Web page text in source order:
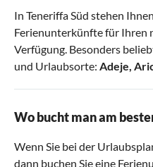
In Teneriffa Süd stehen Ihnen
Ferienunterkünfte für Ihren
Verfügung. Besonders
und Urlaubsorte: Adeje
Wo bucht man am
Wenn Sie bei der
dann buchen Sie eine